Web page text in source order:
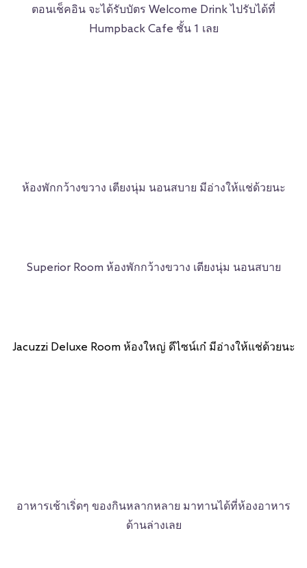
ตอนเช็คอิน จะได้รับบัตร Welcome Drink ไปรับได้ที่
Humpback Cafe ชั้น 1 เลย
ห้องพักกว้างขวาง เตียงนุ่ม นอนสบาย มีอ่างให้แช่ด้วยนะ
Superior Room ห้องพักกว้างขวาง เตียงนุ่ม นอนสบาย
Jacuzzi Deluxe Room ห้องใหญ่ ดีไซน์เก๋ มีอ่างให้แช่ด้วยนะ
อาหารเช้าเริ่ดๆ ของกินหลากหลาย มาทานได้ที่ห้องอาหาร
ด้านล่างเลย